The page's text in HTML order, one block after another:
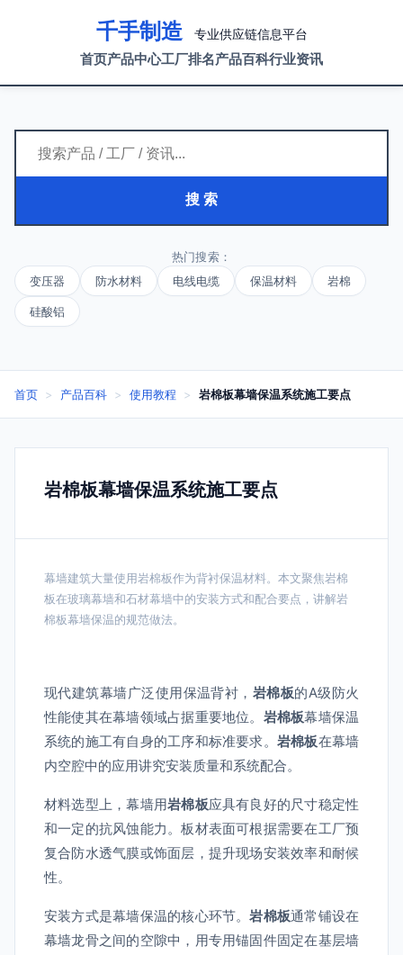
千手制造 专业供应链信息平台
首页产品中心工厂排名产品百科行业资讯
搜 索
热门搜索：
变压器
防水材料 电线电缆 保温材料 岩棉
硅酸铝
首页 > 产品百科 > 使用教程 > 岩棉板幕墙保温系统施工要点
岩棉板幕墙保温系统施工要点
幕墙建筑大量使用岩棉板作为背衬保温材料。本文聚焦岩棉
板在玻璃幕墙和石材幕墙中的安装方式和配合要点，讲解岩
棉板幕墙保温的规范做法。
现代建筑幕墙广泛使用保温背衬， 岩棉板的A级防火
性能使其在幕墙领域占据重要地位。 岩棉板幕墙保温
系统的施工有自身的工序和标准要求。 岩棉板在幕墙
内空腔中的应用讲究安装质量和系统配合。
材料选型上，幕墙用岩棉板应具有良好的尺寸稳定性
和一定的抗风蚀能力。板材表面可根据需要在工厂预
复合防水透气膜或饰面层，提升现场安装效率和耐候
性。
安装方式是幕墙保温的核心环节。岩棉板通常铺设在
幕墙龙骨之间的空隙中，用专用锚固件固定在基层墙